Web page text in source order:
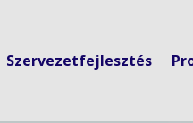
Szervezetfejlesztés